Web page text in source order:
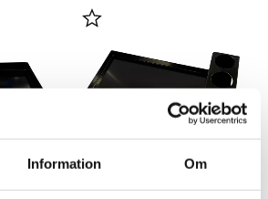
Information Om
Lägg till i favoriter